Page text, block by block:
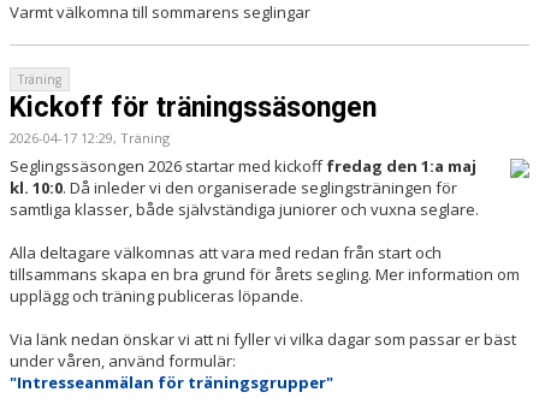
Varmt välkomna till sommarens seglingar
Träning
Kickoff för träningssäsongen
2026-04-17 12:29, Träning
Seglingssäsongen 2026 startar med kickofffredag den 1:a maj
kl. 10:0. Då inleder vi den organiserade seglingsträningen för
samtliga klasser, både självständiga juniorer och vuxna seglare.
Alla deltagare välkomnas att vara med redan från start och
tillsammans skapa en bra grund för årets segling. Mer information om
upplägg och träning publiceras löpande.
Via länk nedan önskar vi att ni fyller vi vilka dagar som passar er bäst
under våren, använd formulär:
"Intresseanmälan för träningsgrupper"